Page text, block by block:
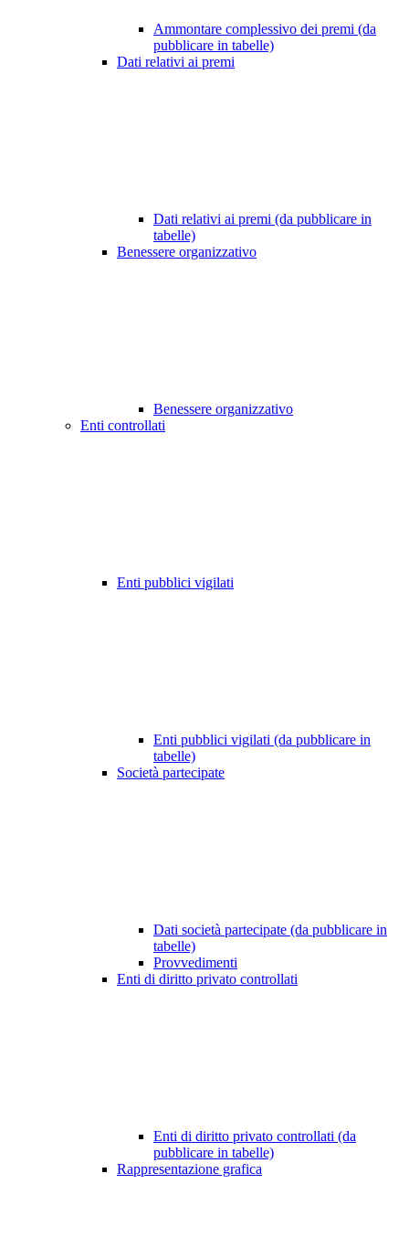
Ammontare complessivo dei premi (da
pubblicare in tabelle)
Dati relativi ai premi
Dati relativi ai premi (da pubblicare in
tabelle)
Benessere organizzativo
Benessere organizzativo
Enti controllati
Enti pubblici vigilati
Enti pubblici vigilati (da pubblicare in
tabelle)
Società partecipate
Dati società partecipate (da pubblicare in
tabelle)
Provvedimenti
Enti di diritto privato controllati
Enti di diritto privato controllati (da
pubblicare in tabelle)
Rappresentazione grafica